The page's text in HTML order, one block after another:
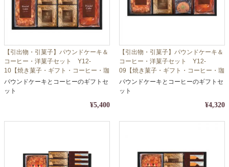
【引出物・引菓子】パウンドケーキ＆
コーヒー・洋菓子セット Y12-
10【焼き菓子・ギフト・コーヒー・珈
琲】【包装・熨斗対応】
パウンドケーキとコーヒーのギフトセ
ット
¥5,400
【引出物・引菓子】パウンドケーキ＆
コーヒー・洋菓子セット Y12-
09【焼き菓子・ギフト・コーヒー・珈
琲】【包装・熨斗対応】
パウンドケーキとコーヒーのギフトセ
ット
¥4,320